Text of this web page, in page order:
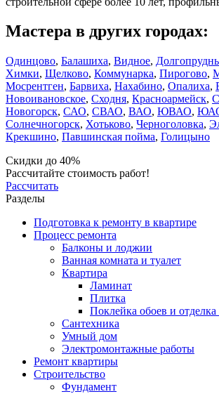
Мастера в других городах:
Одинцово, Балашиха, Видное,
Химки, Щелково, Коммунарка, Пирогово,
Мосрентген, Барвиха, Нахабино, Опалиха,
Новоивановское, Сходня, Красноармейск,
Новогорск, САО, СВАО, ВАО, ЮВАО,
Солнечногорск, Хотьково, Черноголовка,
Крекшино, Павшинская пойма, Голицыно
Скидки до 40%
Рассчитайте стоимость работ!
Рассчитать
Разделы
Подготовка к ремонту в квартире
Процесс ремонта
Балконы и лоджии
Ванная комната и туалет
Квартира
Ламинат
Плитка
Поклейка обоев и отделка
Сантехника
Умный дом
Электромонтажные работы
Ремонт квартиры
Строительство
Фундамент